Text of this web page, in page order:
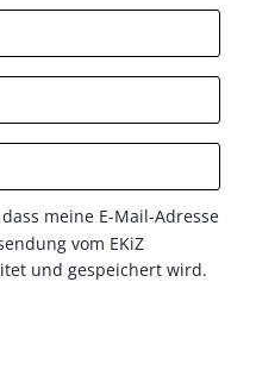
meine E-Mail-Adresse
vom EKiZ
und gespeichert wird.